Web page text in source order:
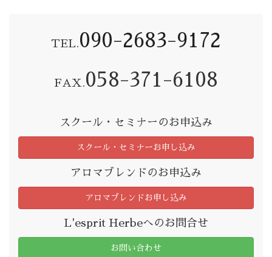
TEL. 090-2683-9172
FAX. 058-371-6108
スクール・セミナーのお申込み
スクール・セミナーお申し込み
アロマブレンドのお申込み
アロマブレンドお申し込み
L'esprit Herbeへのお問合せ
お問い合わせ